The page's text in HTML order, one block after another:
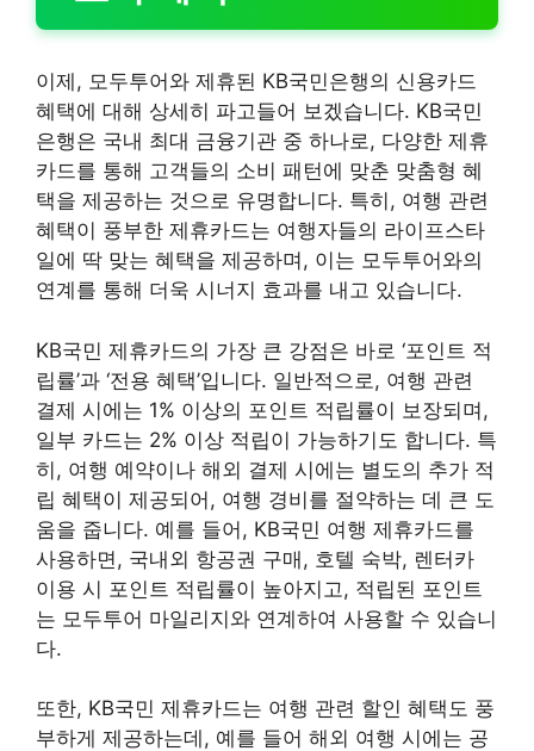
이제, 모두투어와 제휴된 KB국민은행의 신용카드
혜택에 대해 상세히 파고들어 보겠습니다. KB국민
은행은 국내 최대 금융기관 중 하나로, 다양한 제휴
카드를 통해 고객들의 소비 패턴에 맞춘 맞춤형 혜
택을 제공하는 것으로 유명합니다. 특히, 여행 관련
혜택이 풍부한 제휴카드는 여행자들의 라이프스타
일에 딱 맞는 혜택을 제공하며, 이는 모두투어와의
연계를 통해 더욱 시너지 효과를 내고 있습니다.
KB국민 제휴카드의 가장 큰 강점은 바로 ‘포인트 적
립률’과 ‘전용 혜택’입니다. 일반적으로, 여행 관련
결제 시에는 1% 이상의 포인트 적립률이 보장되며,
일부 카드는 2% 이상 적립이 가능하기도 합니다. 특
히, 여행 예약이나 해외 결제 시에는 별도의 추가 적
립 혜택이 제공되어, 여행 경비를 절약하는 데 큰 도
움을 줍니다. 예를 들어, KB국민 여행 제휴카드를
사용하면, 국내외 항공권 구매, 호텔 숙박, 렌터카
이용 시 포인트 적립률이 높아지고, 적립된 포인트
는 모두투어 마일리지와 연계하여 사용할 수 있습니
다.
또한, KB국민 제휴카드는 여행 관련 할인 혜택도 풍
부하게 제공하는데, 예를 들어 해외 여행 시에는 공